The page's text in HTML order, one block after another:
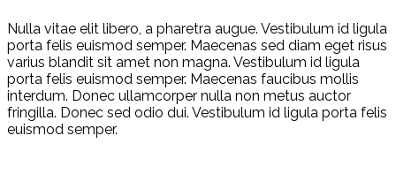
Nulla vitae elit libero, a pharetra augue. Vestibulum id ligula
porta felis euismod semper. Maecenas sed diam eget risus
varius blandit sit amet non magna. Vestibulum id ligula
porta felis euismod semper. Maecenas faucibus mollis
interdum. Donec ullamcorper nulla non metus auctor
fringilla. Donec sed odio dui. Vestibulum id ligula porta felis
euismod semper.